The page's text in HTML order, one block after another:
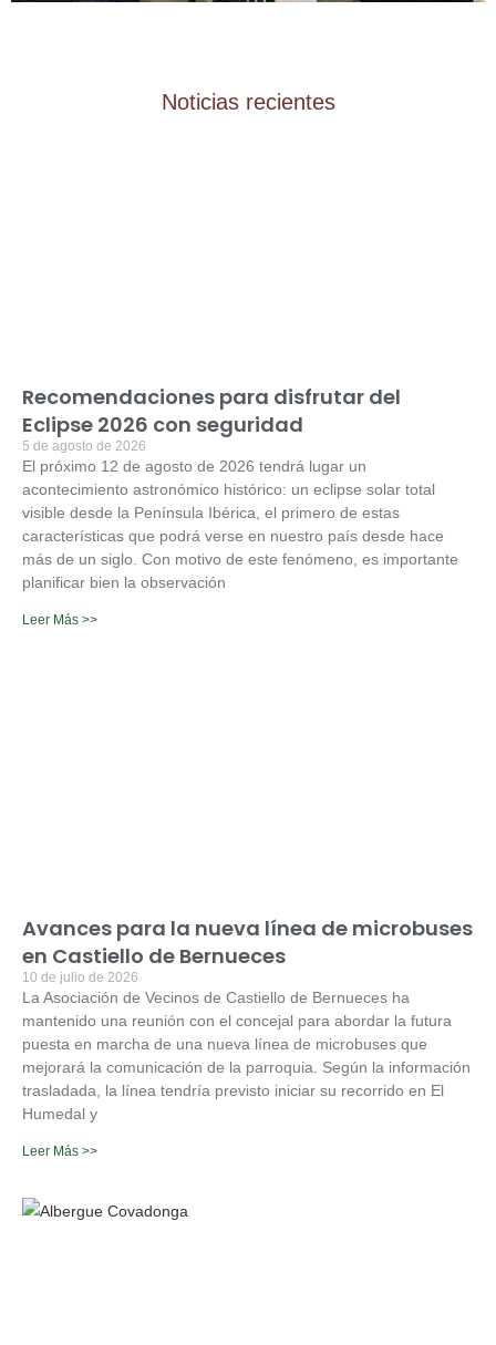
Noticias recientes
Recomendaciones para disfrutar del
Eclipse 2026 con seguridad
5 de agosto de 2026
El próximo 12 de agosto de 2026 tendrá lugar un
acontecimiento astronómico histórico: un eclipse solar total
visible desde la Península Ibérica, el primero de estas
características que podrá verse en nuestro país desde hace
más de un siglo. Con motivo de este fenómeno, es importante
planificar bien la observación
Leer Más >>
Avances para la nueva línea de microbuses
en Castiello de Bernueces
10 de julio de 2026
La Asociación de Vecinos de Castiello de Bernueces ha
mantenido una reunión con el concejal para abordar la futura
puesta en marcha de una nueva línea de microbuses que
mejorará la comunicación de la parroquia. Según la información
trasladada, la línea tendría previsto iniciar su recorrido en El
Humedal y
Leer Más >>